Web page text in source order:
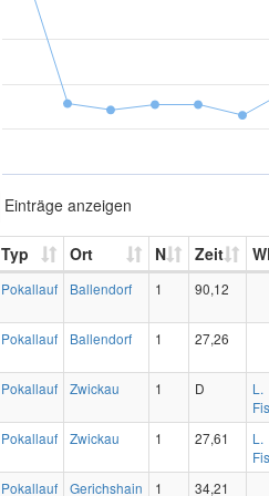
Einträge anzeigen
Typ Ort N Zeit
Pokallauf Ballendorf 1 90,12
Pokallauf Ballendorf 1 27,26
Pokallauf Zwickau 1 D
L.
Pokallauf Zwickau 1 27,61
L.
Pokallauf Gerichshain 1 34,21